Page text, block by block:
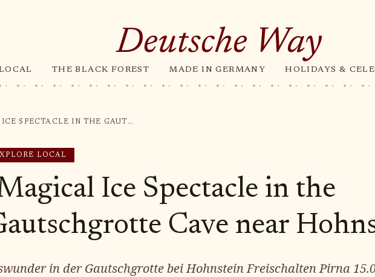
Deutsche Way
THE BLACK FOREST MADE IN GERMANY HOLIDAYS &
"MAGICAL ICE SPECTACLE IN THE GAUTSCHGROTTE CAVE NEAR HOHNSTEIN"
LOCAL
Ice Spectacle in the
Cave near
in der Gautschgrotte bei Hohnstein Freischalten Pirna